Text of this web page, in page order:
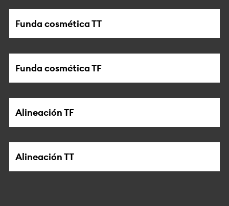
Funda cosmética TT
Funda cosmética TF
Alineación TF
Alineación TT